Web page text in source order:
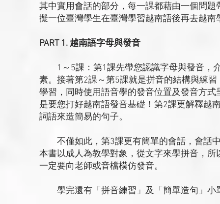
其中實用會話的部分，每一課都藉由一個問
擬一位臺灣學生在臺灣學習越南語後再去越南
PART 1. 越南語字母與發音
1～5課：第1課先帶您認識字母與發音，
素。接著第2課～第5課就是拼音的結構與練
學習，同時使用語音學的發音位置及發音方
是要您打好越南語發音基礎！第2課更解釋越
詞語來造簡易的句子。
不僅如此，第3課更有簡單的會話，會話中
本書以成人為教學對象，從文字來學拼音，
一定要向老師或音檔模仿發音。
學完還有「拼音練習」及「簡單造句」小